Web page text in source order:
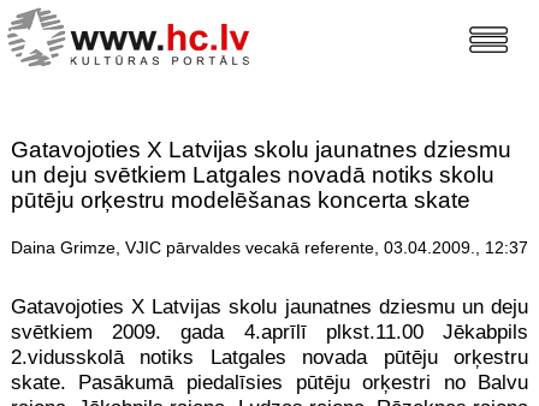
Gatavojoties X Latvijas skolu jaunatnes dziesmu
un deju svētkiem Latgales novadā notiks skolu
pūtēju orķestru modelēšanas koncerta skate
Daina Grimze, VJIC pārvaldes vecakā referente, 03.04.2009., 12:37
Gatavojoties X Latvijas skolu jaunatnes dziesmu un deju
svētkiem 2009. gada 4.aprīlī plkst.11.00 Jēkabpils
2.vidusskolā notiks Latgales novada pūtēju orķestru
skate. Pasākumā piedalīsies pūtēju orķestri no Balvu